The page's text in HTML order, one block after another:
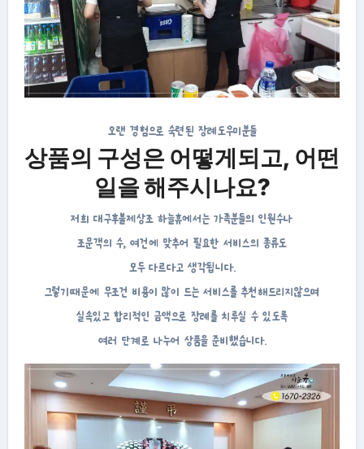
오랜 경험으로 숙련된 장례도우미분들
상품의 구성은 어떻게되고, 어떤
일을 해주시나요?
저희 대구후불제상조 하늘휴에서는 가족분들의 인원수나
조문객의 수, 여건에 맞추어 필요한 서비스의 종류도
모두 다르다고 생각됩니다.
그렇기때문에 무조건 비용이 많이 드는 서비스를 추천해드리지않으며
실속있고 합리적인 금액으로 장례를 치루실 수 있도록
여러 단계로 나누어 상품을 준비했습니다.